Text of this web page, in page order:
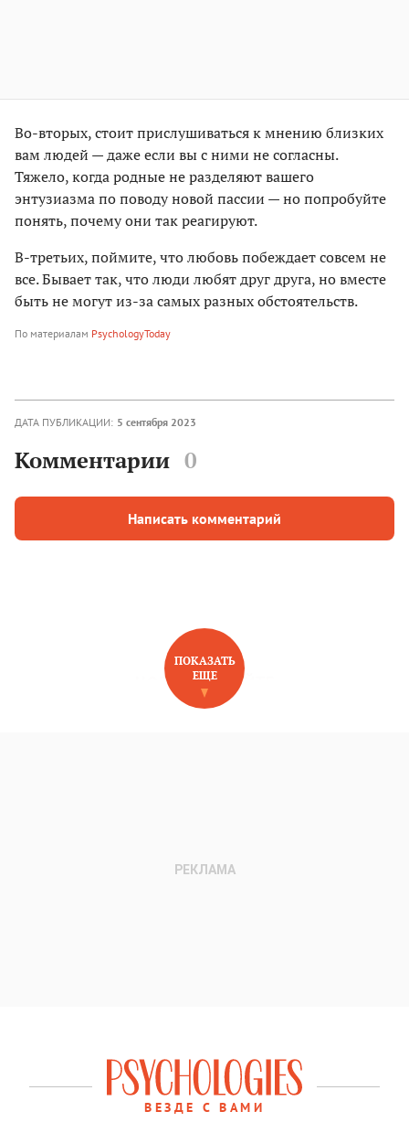
Во-вторых, стоит прислушиваться к мнению близких
вам людей — даже если вы с ними не согласны.
Тяжело, когда родные не разделяют вашего
энтузиазма по поводу новой пассии — но попробуйте
понять, почему они так реагируют.
В-третьих, поймите, что любовь побеждает совсем не
все. Бывает так, что люди любят друг друга, но вместе
быть не могут из-за самых разных обстоятельств.
По материалам PsychologyToday
ДАТА ПУБЛИКАЦИИ: 5 сентября 2023
Комментарии 0
Написать комментарий
НОВОЕ НА САЙТЕ
ПОКАЗАТЬ
ЕЩЕ
ВЕЗДЕ С ВАМИ